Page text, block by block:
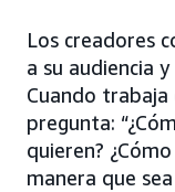
Los creadores
a su audiencia
Cuando trabaja
pregunta:
quieren?
manera que